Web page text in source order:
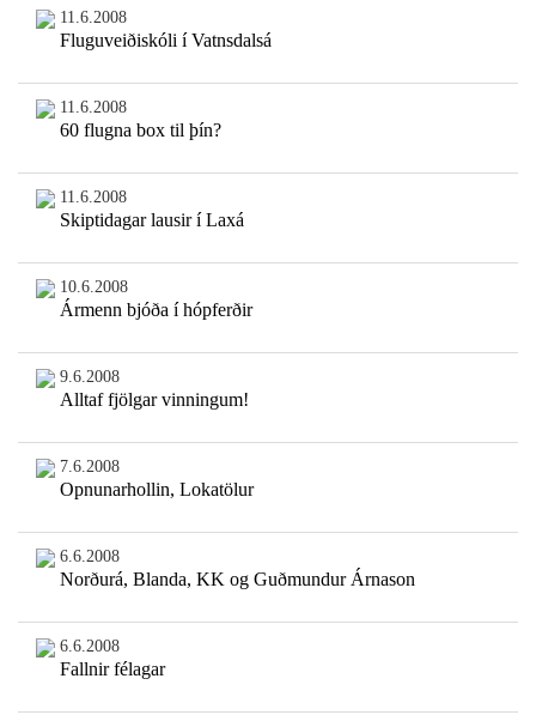
11.6.2008
Fluguveiðiskóli í Vatnsdalsá
11.6.2008
60 flugna box til þín?
11.6.2008
Skiptidagar lausir í Laxá
10.6.2008
Ármenn bjóða í hópferðir
9.6.2008
Alltaf fjölgar vinningum!
7.6.2008
Opnunarhollin, Lokatölur
6.6.2008
Norðurá, Blanda, KK og Guðmundur Árnason
6.6.2008
Fallnir félagar